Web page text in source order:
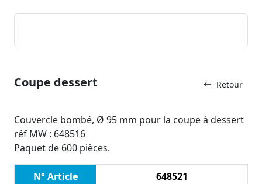
Retour
Coupe dessert
Couvercle bombé, Ø 95 mm pour la coupe à dessert
réf MW : 648516
Paquet de 600 pièces.
N° Article
648521